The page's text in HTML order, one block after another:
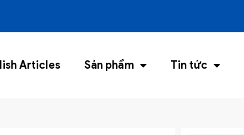
Articles Sản phẩm Tin tức